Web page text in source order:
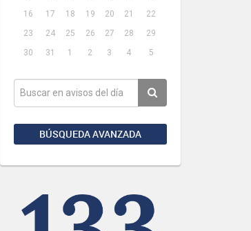
16
17 18 19 20 21
22
23
24 25 26 27 28
29
30
31 1 2 3 4 5
BÚSQUEDA AVANZADA